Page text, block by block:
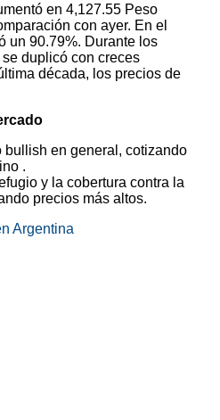
en 4,127.55 Peso
con ayer. En el
un 90.79%. Durante los
duplicó con creces
década, los precios de
bullish en general, cotizando
.
y la cobertura contra la
precios más altos.
Argentina